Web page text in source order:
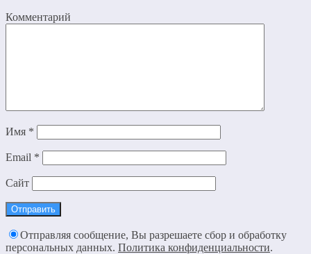
Комментарий
Имя *
Email *
Сайт
Отправляя сообщение, Вы разрешаете сбор и обработку
персональных данных. Политика конфиденциальности.